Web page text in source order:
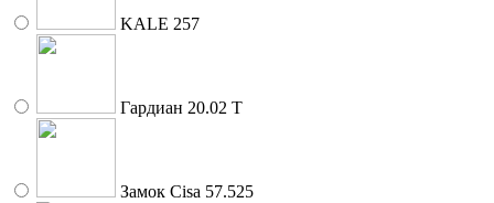
KALE 257
Гардиан 20.02 Т
Замок Cisa 57.525